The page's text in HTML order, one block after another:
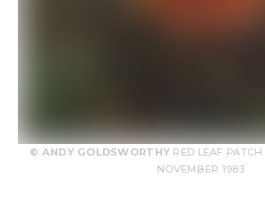
© ANDY GOLDSWORTHY RED LEAF
NOVEMBER 1983